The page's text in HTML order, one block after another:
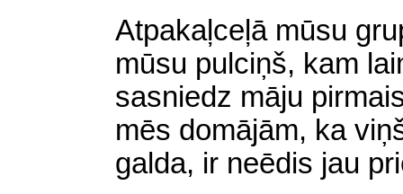
Atpakaļceļā mūsu
mūsu pulciņš, kam
sasniedz māju
mēs domājām, ka
galda, ir neēdis jau